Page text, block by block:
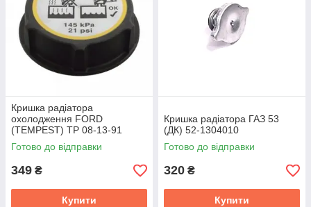
Кришка радіатора
охолодження FORD
(TEMPEST) TP 08-13-91
Готово до відправки
349 ₴
Купити
Кришка радіатора ГАЗ 53
(ДК) 52-1304010
Готово до відправки
320 ₴
Купити